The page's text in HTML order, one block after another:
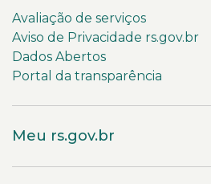
Avaliação de serviços
Aviso de Privacidade rs.gov.br
Dados Abertos
Portal da transparência
Meu rs.gov.br